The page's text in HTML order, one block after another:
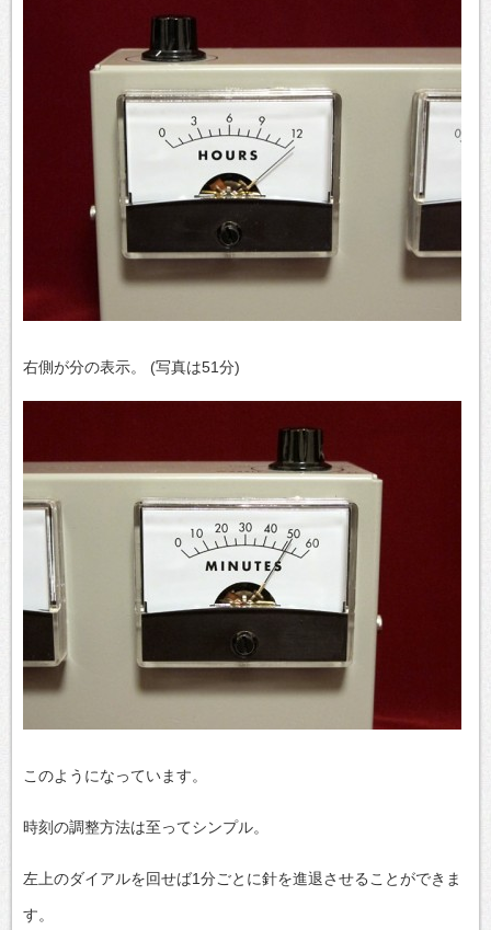
右側が分の表示。 (写真は51分)
このようになっています。
時刻の調整方法は至ってシンプル。
左上のダイアルを回せば1分ごとに針を進退させることができま
す。